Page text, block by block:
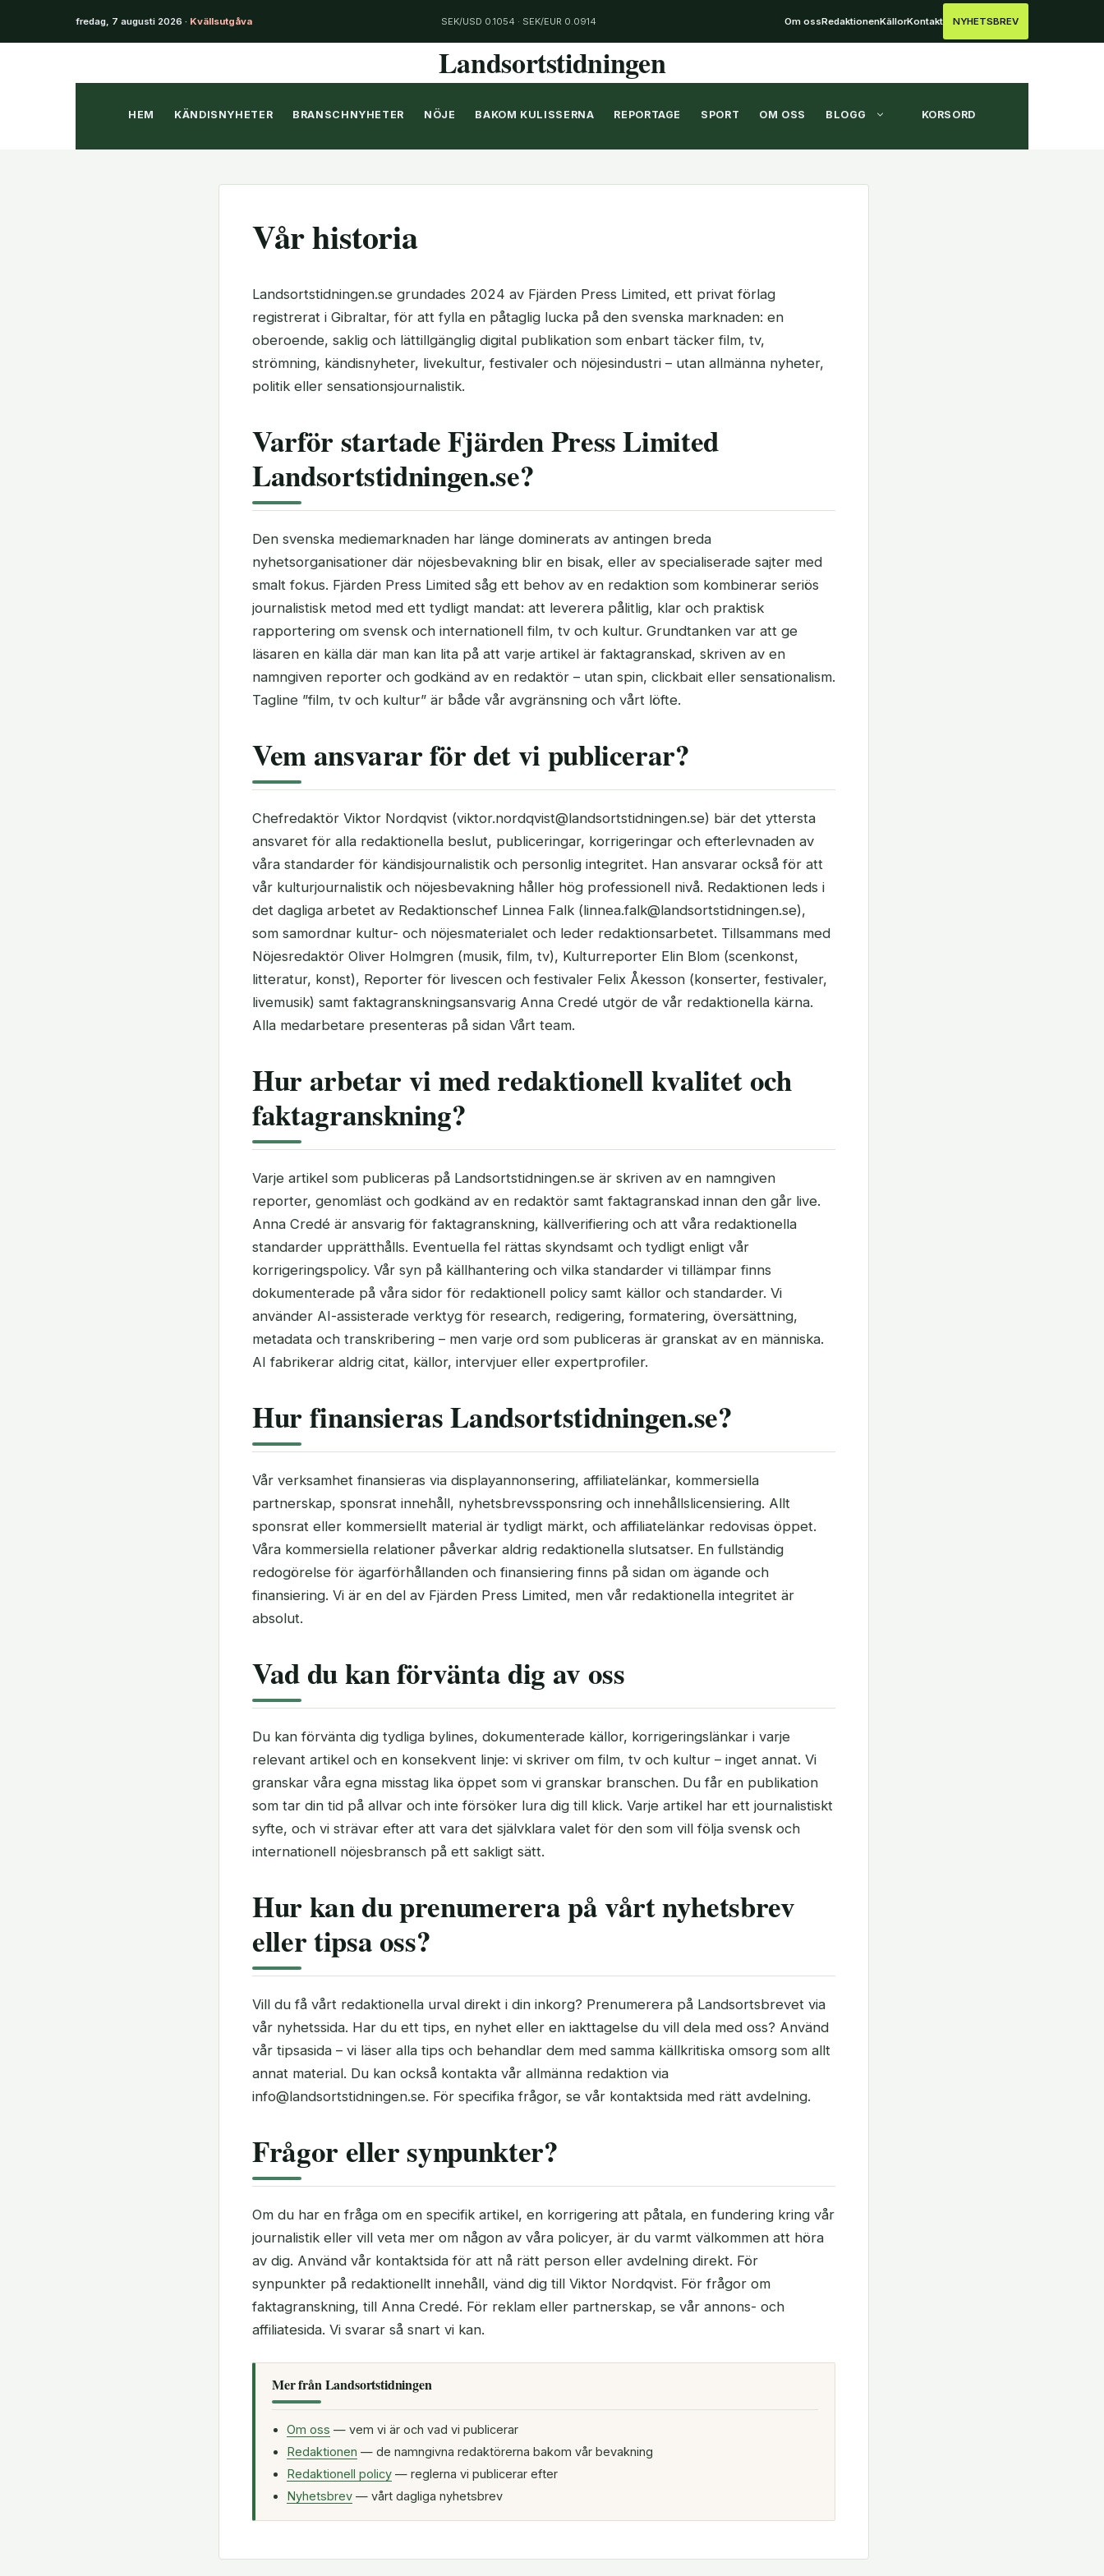
fredag, 7 augusti 2026 · Kvällsutgåva SEK/USD 0.1054 · SEK/EUR 0.0914 Om ossRedaktionenKällorKontakt NYHETSBREV
Landsortstidningen
HEM KÄNDISNYHETER BRANSCHNYHETER NÖJE BAKOM KULISSERNA REPORTAGE SPORT OM OSS BLOGG KORSORD
Vår historia
Landsortstidningen.se grundades 2024 av Fjärden Press Limited, ett privat förlag
registrerat i Gibraltar, för att fylla en påtaglig lucka på den svenska marknaden: en
oberoende, saklig och lättillgänglig digital publikation som enbart täcker film, tv,
strömning, kändisnyheter, livekultur, festivaler och nöjesindustri – utan allmänna nyheter,
politik eller sensationsjournalistik.
Varför startade Fjärden Press Limited
Landsortstidningen.se?
Den svenska mediemarknaden har länge dominerats av antingen breda
nyhetsorganisationer där nöjesbevakning blir en bisak, eller av specialiserade sajter med
smalt fokus. Fjärden Press Limited såg ett behov av en redaktion som kombinerar seriös
journalistisk metod med ett tydligt mandat: att leverera pålitlig, klar och praktisk
rapportering om svensk och internationell film, tv och kultur. Grundtanken var att ge
läsaren en källa där man kan lita på att varje artikel är faktagranskad, skriven av en
namngiven reporter och godkänd av en redaktör – utan spin, clickbait eller sensationalism.
Tagline ”film, tv och kultur” är både vår avgränsning och vårt löfte.
Vem ansvarar för det vi publicerar?
Chefredaktör Viktor Nordqvist (viktor.nordqvist@landsortstidningen.se) bär det yttersta
ansvaret för alla redaktionella beslut, publiceringar, korrigeringar och efterlevnaden av
våra standarder för kändisjournalistik och personlig integritet. Han ansvarar också för att
vår kulturjournalistik och nöjesbevakning håller hög professionell nivå. Redaktionen leds i
det dagliga arbetet av Redaktionschef Linnea Falk (linnea.falk@landsortstidningen.se),
som samordnar kultur- och nöjesmaterialet och leder redaktionsarbetet. Tillsammans med
Nöjesredaktör Oliver Holmgren (musik, film, tv), Kulturreporter Elin Blom (scenkonst,
litteratur, konst), Reporter för livescen och festivaler Felix Åkesson (konserter, festivaler,
livemusik) samt faktagranskningsansvarig Anna Credé utgör de vår redaktionella kärna.
Alla medarbetare presenteras på sidan Vårt team.
Hur arbetar vi med redaktionell kvalitet och
faktagranskning?
Varje artikel som publiceras på Landsortstidningen.se är skriven av en namngiven
reporter, genomläst och godkänd av en redaktör samt faktagranskad innan den går live.
Anna Credé är ansvarig för faktagranskning, källverifiering och att våra redaktionella
standarder upprätthålls. Eventuella fel rättas skyndsamt och tydligt enligt vår
korrigeringspolicy. Vår syn på källhantering och vilka standarder vi tillämpar finns
dokumenterade på våra sidor för redaktionell policy samt källor och standarder. Vi
använder AI-assisterade verktyg för research, redigering, formatering, översättning,
metadata och transkribering – men varje ord som publiceras är granskat av en människa.
AI fabrikerar aldrig citat, källor, intervjuer eller expertprofiler.
Hur finansieras Landsortstidningen.se?
Vår verksamhet finansieras via displayannonsering, affiliatelänkar, kommersiella
partnerskap, sponsrat innehåll, nyhetsbrevssponsring och innehållslicensiering. Allt
sponsrat eller kommersiellt material är tydligt märkt, och affiliatelänkar redovisas öppet.
Våra kommersiella relationer påverkar aldrig redaktionella slutsatser. En fullständig
redogörelse för ägarförhållanden och finansiering finns på sidan om ägande och
finansiering. Vi är en del av Fjärden Press Limited, men vår redaktionella integritet är
absolut.
Vad du kan förvänta dig av oss
Du kan förvänta dig tydliga bylines, dokumenterade källor, korrigeringslänkar i varje
relevant artikel och en konsekvent linje: vi skriver om film, tv och kultur – inget annat. Vi
granskar våra egna misstag lika öppet som vi granskar branschen. Du får en publikation
som tar din tid på allvar och inte försöker lura dig till klick. Varje artikel har ett journalistiskt
syfte, och vi strävar efter att vara det självklara valet för den som vill följa svensk och
internationell nöjesbransch på ett sakligt sätt.
Hur kan du prenumerera på vårt nyhetsbrev
eller tipsa oss?
Vill du få vårt redaktionella urval direkt i din inkorg? Prenumerera på Landsortsbrevet via
vår nyhetssida. Har du ett tips, en nyhet eller en iakttagelse du vill dela med oss? Använd
vår tipsasida – vi läser alla tips och behandlar dem med samma källkritiska omsorg som allt
annat material. Du kan också kontakta vår allmänna redaktion via
info@landsortstidningen.se. För specifika frågor, se vår kontaktsida med rätt avdelning.
Frågor eller synpunkter?
Om du har en fråga om en specifik artikel, en korrigering att påtala, en fundering kring vår
journalistik eller vill veta mer om någon av våra policyer, är du varmt välkommen att höra
av dig. Använd vår kontaktsida för att nå rätt person eller avdelning direkt. För
synpunkter på redaktionellt innehåll, vänd dig till Viktor Nordqvist. För frågor om
faktagranskning, till Anna Credé. För reklam eller partnerskap, se vår annons- och
affiliatesida. Vi svarar så snart vi kan.
Mer från Landsortstidningen
Om oss — vem vi är och vad vi publicerar
Redaktionen — de namngivna redaktörerna bakom vår bevakning
Redaktionell policy — reglerna vi publicerar efter
Nyhetsbrev — vårt dagliga nyhetsbrev